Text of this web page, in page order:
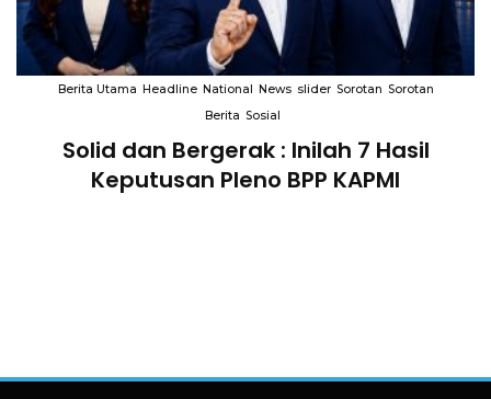
Berita Utama Headline National News slider Sorotan Sorotan
Berita Sosial
Solid dan Bergerak : Inilah 7 Hasil
Keputusan Pleno BPP KAPMI